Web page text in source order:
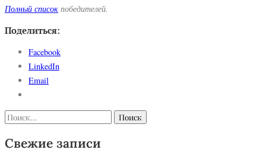
Полный список победителей.
Поделиться:
Facebook
LinkedIn
Email
Найти:
Свежие записи